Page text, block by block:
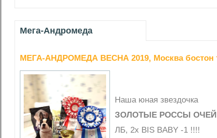
Мега-Андромеда
МЕГА-АНДРОМЕДА ВЕСНА 2019, Москва бостон
Наша юная звездочка
ЗОЛОТЫЕ РОССЫ
ЛБ, 2х BIS BABY -1 !!!!